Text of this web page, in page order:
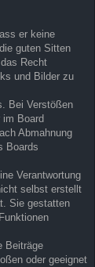
er keine
guten Sitten
Recht
und Bilder zu
Bei Verstößen
im Board
Abmahnung
Boards
Verantwortung
selbst erstellt
Sie gestatten
Beiträge
oder geeignet